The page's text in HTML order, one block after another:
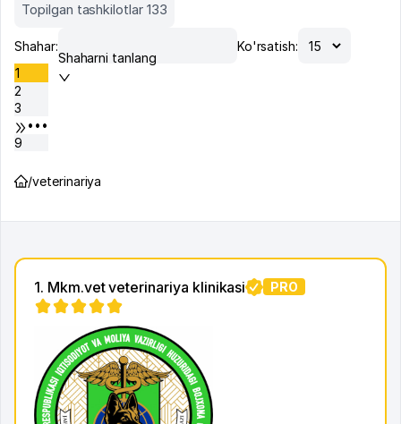
Topilgan tashkilotlar 133
Shahar:
Shaharni tanlang
Ko'rsatish:
1
2
3
•••
9
/veterinariya
1. Mkm.vet veterinariya klinikasi PRO